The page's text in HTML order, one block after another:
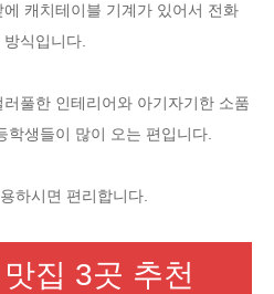
캐치테이블 기계가 있어서 전화
식입니다.
풀한 인테리어와 아기자기한 소품
생들이 많이 오는 편입니다.
하시면 편리합니다.
집 3곳 추천